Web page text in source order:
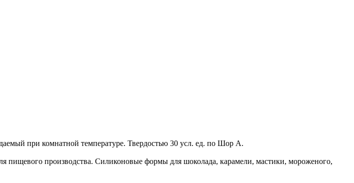
при комнатной температуре. Твердостью 30 усл. ед. по Шор А.
пищевого производства. Силиконовые формы для шоколада, карамели, мастики, мороженого,